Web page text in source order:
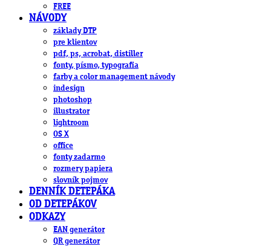
FREE
NÁVODY
základy DTP
pre klientov
pdf, ps, acrobat, distiller
fonty, písmo, typografia
farby a color management návody
indesign
photoshop
illustrator
lightroom
OS X
office
fonty zadarmo
rozmery papiera
slovník pojmov
DENNÍK DETEPÁKA
OD DETEPÁKOV
ODKAZY
EAN generátor
QR generátor